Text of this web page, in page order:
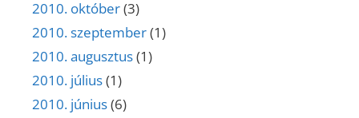
2010. október(3)
2010. szeptember(1)
2010. augusztus(1)
2010. július(1)
2010. június(6)